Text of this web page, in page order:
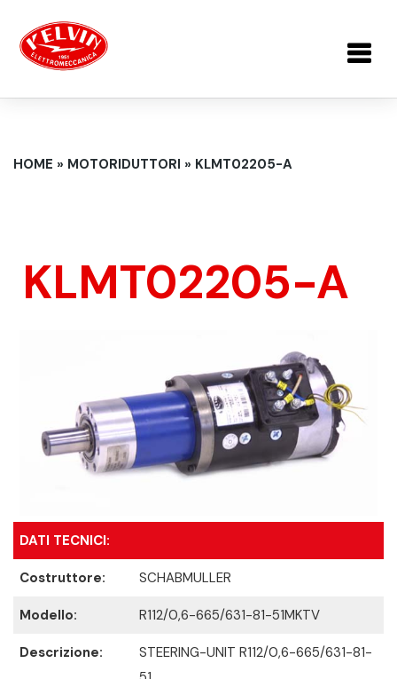
TU SEI QUI
HOME » MOTORIDUTTORI » KLMT02205-A
KLMT02205-A
DATI TECNICI:
Costruttore: SCHABMULLER
Modello: R112/0,6-665/631-81-51MKTV
Descrizione:
STEERING-UNIT R112/0,6-665/631-81-